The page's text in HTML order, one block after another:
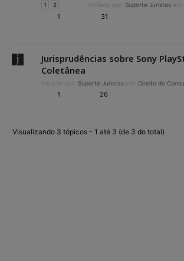
1 2 Iniciado por: Suporte Juristas em:
1 31
Jurisprudências sobre Sony
Coletânea
Iniciado por: Suporte Juristas em: Direito do
1 26
Visualizando 3 tópicos - 1 até 3 (de 3 do total)